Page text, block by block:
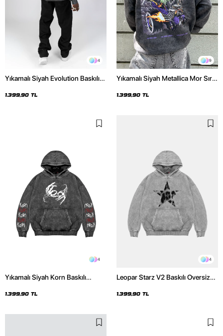
4
Yıkamalı Siyah Evolution Baskılı
Hoodie
1.399,90 TL
9
Yıkamalı Siyah Metallica Mor Sırt
Hoodie
1.399,90 TL
4
Yıkamalı Siyah Korn Baskılı
1.399,90 TL
4
Leopar Starz V2 Baskılı Oversize
Hoodie
1.399,90 TL